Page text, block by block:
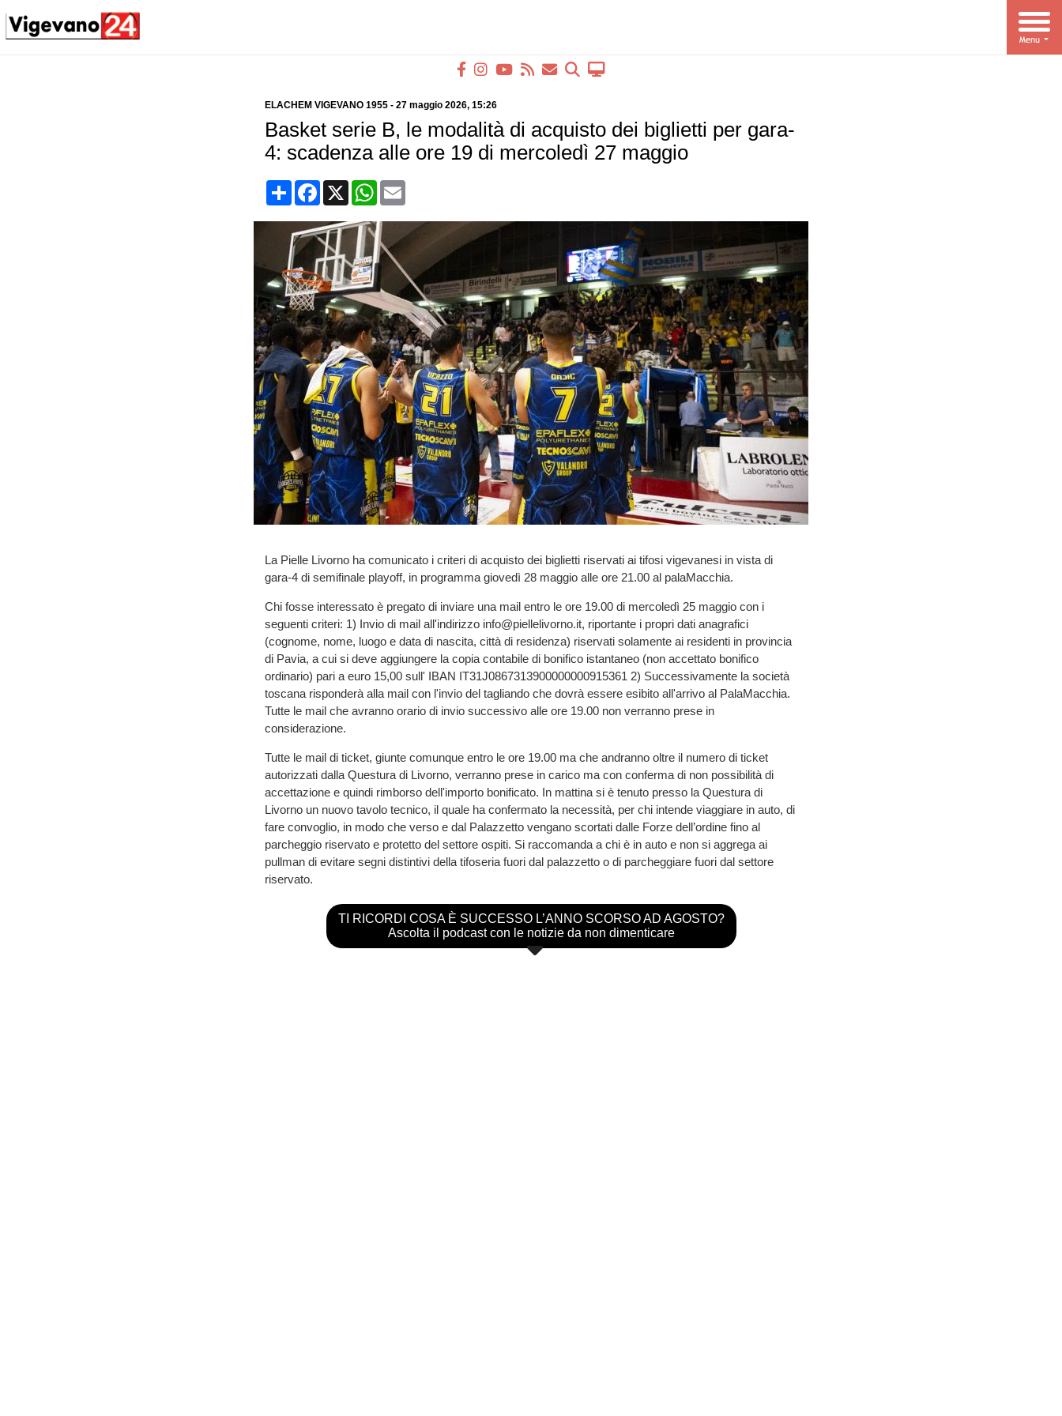
ELACHEM VIGEVANO 1955- 27 maggio 2026, 15:26
Basket serie B, le modalità di acquisto dei biglietti per gara-
4: scadenza alle ore 19 di mercoledì 27 maggio
CondividiFacebook
X WhatsApp
Email
La Pielle Livorno ha comunicato i criteri di acquisto dei biglietti riservati ai tifosi vigevanesi in vista di
gara-4 di semifinale playoff, in programma giovedì 28 maggio alle ore 21.00 al palaMacchia.
Chi fosse interessato è pregato di inviare una mail entro le ore 19.00 di mercoledì 25 maggio con i
seguenti criteri: 1) Invio di mail all'indirizzo info@piellelivorno.it, riportante i propri dati anagrafici
(cognome, nome, luogo e data di nascita, città di residenza) riservati solamente ai residenti in provincia
di Pavia, a cui si deve aggiungere la copia contabile di bonifico istantaneo (non accettato bonifico
ordinario) pari a euro 15,00 sull' IBAN IT31J0867313900000000915361 2) Successivamente la società
toscana risponderà alla mail con l'invio del tagliando che dovrà essere esibito all'arrivo al PalaMacchia.
Tutte le mail che avranno orario di invio successivo alle ore 19.00 non verranno prese in
considerazione.
Tutte le mail di ticket, giunte comunque entro le ore 19.00 ma che andranno oltre il numero di ticket
autorizzati dalla Questura di Livorno, verranno prese in carico ma con conferma di non possibilità di
accettazione e quindi rimborso dell'importo bonificato. In mattina si è tenuto presso la Questura di
Livorno un nuovo tavolo tecnico, il quale ha confermato la necessità, per chi intende viaggiare in auto, di
fare convoglio, in modo che verso e dal Palazzetto vengano scortati dalle Forze dell’ordine fino al
parcheggio riservato e protetto del settore ospiti. Si raccomanda a chi è in auto e non si aggrega ai
pullman di evitare segni distintivi della tifoseria fuori dal palazzetto o di parcheggiare fuori dal settore
riservato.
TI RICORDI COSA È SUCCESSO L’ANNO SCORSO AD AGOSTO?
Ascolta il podcast con le notizie da non dimenticare